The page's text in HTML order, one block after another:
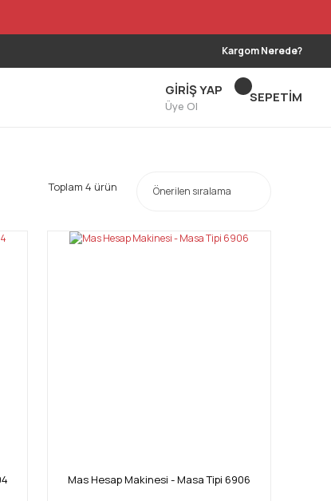
Kargom Nerede?
GİRİŞ YAP
Üye Ol
SEPETİM
Toplam 4 ürün
Mas Hesap Makinesi - Masa Tipi 6906